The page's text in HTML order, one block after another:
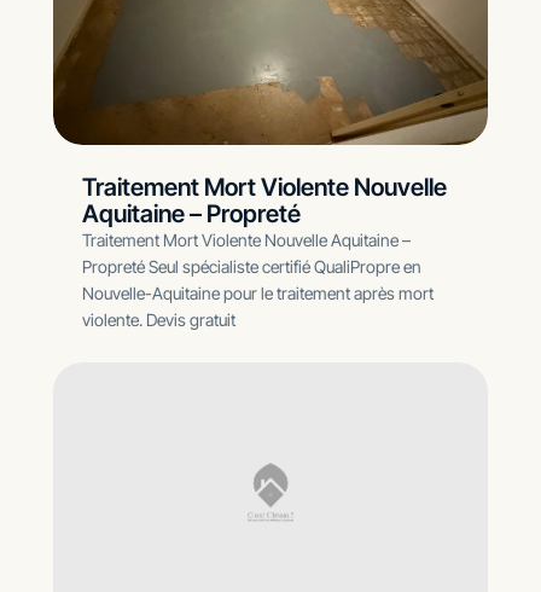
Traitement Mort Violente Nouvelle
Aquitaine – Propreté
Traitement Mort Violente Nouvelle Aquitaine –
Propreté Seul spécialiste certifié QualiPropre en
Nouvelle-Aquitaine pour le traitement après mort
violente. Devis gratuit